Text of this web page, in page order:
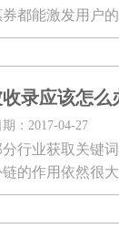
都能激发用户
优惠券有什么
录应该怎么
：2017-04-27
行业获取关键
的作用依然很
一...